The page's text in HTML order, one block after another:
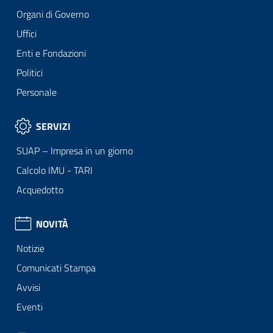
Organi di Governo
Uffici
Enti e Fondazioni
Politici
Personale
SERVIZI
SUAP – Impresa in un giorno
Calcolo IMU - TARI
Acquedotto
NOVITÀ
Notizie
Comunicati Stampa
Avvisi
Eventi